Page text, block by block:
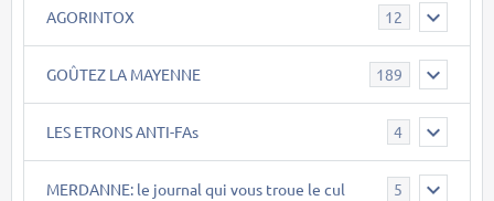
AGORINTOX 12
GOÛTEZ LA MAYENNE 189
LES ETRONS ANTI-FAs 4
MERDANNE: le journal qui vous troue le cul 5